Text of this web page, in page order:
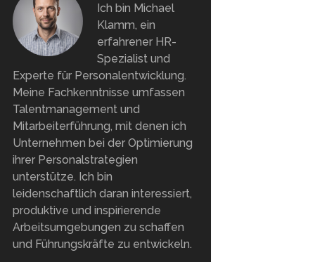
Ich bin Michael
Klamm, ein
erfahrener HR-
Spezialist und
Experte für Personalentwicklung.
Meine Fachkenntnisse umfassen
Talentmanagement und
Mitarbeiterführung, mit denen ich
Unternehmen bei der Optimierung
ihrer Personalstrategien
unterstütze. Ich bin
leidenschaftlich daran interessiert,
produktive und inspirierende
Arbeitsumgebungen zu schaffen
und Führungskräfte zu entwickeln.